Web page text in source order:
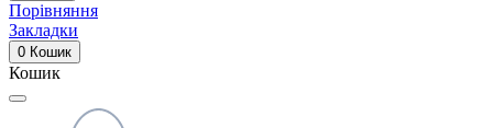
Порівняння
Закладки
0 Кошик
Кошик